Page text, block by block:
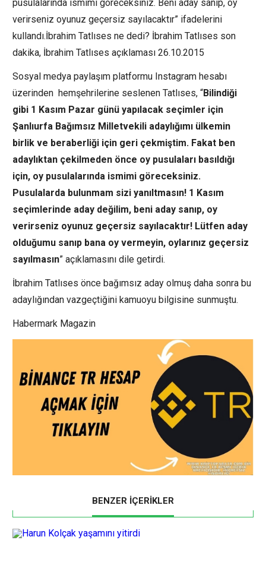
pusulalarında ismimi göreceksiniz. Beni aday sanıp, oy
verirseniz oyunuz geçersiz sayılacaktır” ifadelerini
kullandı.İbrahim Tatlıses ne dedi? İbrahim Tatlıses son
dakika, İbrahim Tatlıses açıklaması 26.10.2015
Sosyal medya paylaşım platformu Instagram hesabı
üzerinden hemşehrilerine seslenen Tatlıses, “Bilindiği
gibi 1 Kasım Pazar günü yapılacak seçimler için
Şanlıurfa Bağımsız Milletvekili adaylığımı ülkemin
birlik ve beraberliği için geri çekmiştim. Fakat ben
adaylıktan çekilmeden önce oy pusulaları basıldığı
için, oy pusulalarında ismimi göreceksiniz.
Pusulalarda bulunmam sizi yanıltmasın! 1 Kasım
seçimlerinde aday değilim, beni aday sanıp, oy
verirseniz oyunuz geçersiz sayılacaktır! Lütfen aday
olduğumu sanıp bana oy vermeyin, oylarınız geçersiz
sayılmasın” açıklamasını dile getirdi.
İbrahim Tatlıses önce bağımsız aday olmuş daha sonra bu
adaylığından vazgeçtiğini kamuoyu bilgisine sunmuştu.
Habermark Magazin
BENZER İÇERİKLER